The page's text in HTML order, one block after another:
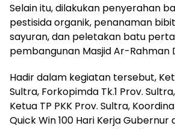
Selain itu, dilakukan penyerahan
pestisida organik, penanaman
sayuran, dan peletakan batu
pembangunan Masjid Ar-Rahman
Hadir dalam kegiatan tersebut,
Sultra, Forkopimda Tk.1 Prov.
Ketua TP PKK Prov. Sultra,
Quick Win 100 Hari Kerja Gubernur